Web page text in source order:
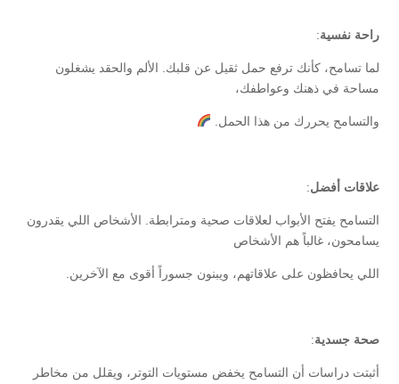
راحة نفسية:
لما تسامح، كأنك ترفع حمل ثقيل عن قلبك. الألم والحقد يشغلون
مساحة في ذهنك وعواطفك،
والتسامح يحررك من هذا الحمل.
علاقات أفضل:
التسامح يفتح الأبواب لعلاقات صحية ومترابطة. الأشخاص اللي يقدرون
يسامحون، غالباً هم الأشخاص
اللي يحافظون على علاقاتهم، ويبنون جسوراً أقوى مع الآخرين.
صحة جسدية:
أثبتت دراسات أن التسامح يخفض مستويات التوتر، ويقلل من مخاطر